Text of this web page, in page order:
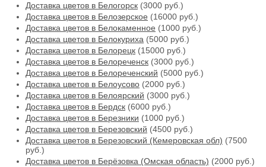
Доставка цветов в Белогорск (3000 руб.)
Доставка цветов в Белозерское (16000 руб.)
Доставка цветов в Белокаменное (1000 руб.)
Доставка цветов в Белокуриха (5000 руб.)
Доставка цветов в Белорецк (15000 руб.)
Доставка цветов в Белореченск (3000 руб.)
Доставка цветов в Белореченский (5000 руб.)
Доставка цветов в Белоусово (2000 руб.)
Доставка цветов в Белоярский (3000 руб.)
Доставка цветов в Бердск (6000 руб.)
Доставка цветов в Березники (1000 руб.)
Доставка цветов в Березовский (4500 руб.)
Доставка цветов в Березовский (Кемеровская обл) (7500
руб.)
Доставка цветов в Берёзовка (Омская область) (2000 руб.)